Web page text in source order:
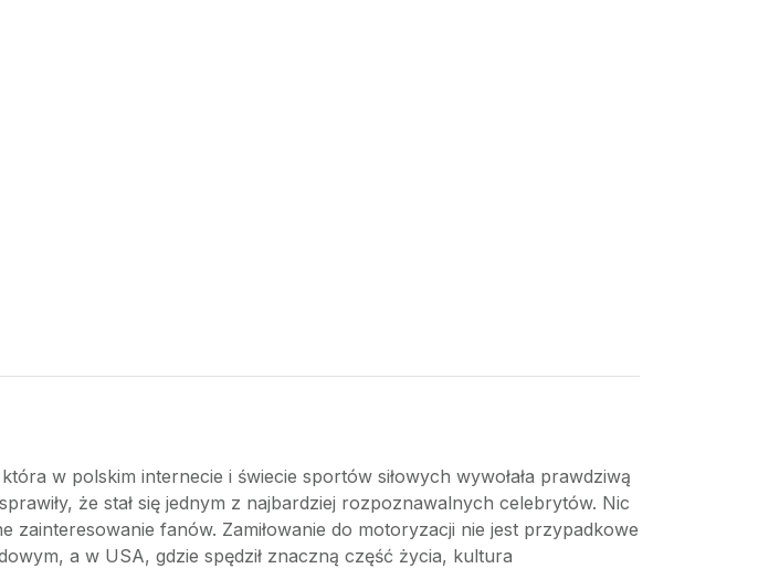
w polskim internecie i świecie sportów siłowych wywołała prawdziwą
że stał się jednym z najbardziej rozpoznawalnych celebrytów. Nic
fanów. Zamiłowanie do motoryzacji nie jest przypadkowe
a w USA, gdzie spędził znaczną część życia, kultura